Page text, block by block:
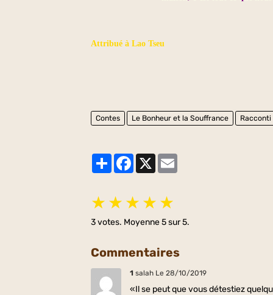
Attribué à Lao Tseu
Contes Le Bonheur et la Souffrance Racconti
PartagerFacebook
X
★ ★ ★ ★ ★
3votes. Moyenne5sur 5.
Commentaires
1 salah Le 28/10/2019
«Il se peut que vous détestiez